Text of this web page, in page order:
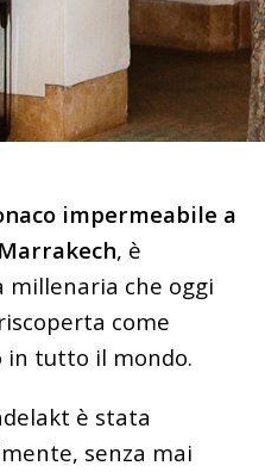
impermeabile a
, è
millenaria che oggi
come
tutto il mondo.
è stata
senza mai